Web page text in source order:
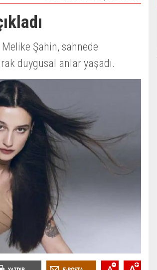
Şahin, sahnede
duygusal anlar yaşadı.